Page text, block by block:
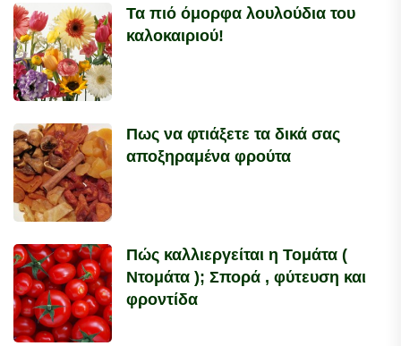
Τα πιό όμορφα λουλούδια του
καλοκαιριού!
Πως να φτιάξετε τα δικά σας
αποξηραμένα φρούτα
Πώς καλλιεργείται η Τομάτα (
Ντομάτα ); Σπορά , φύτευση και
φροντίδα